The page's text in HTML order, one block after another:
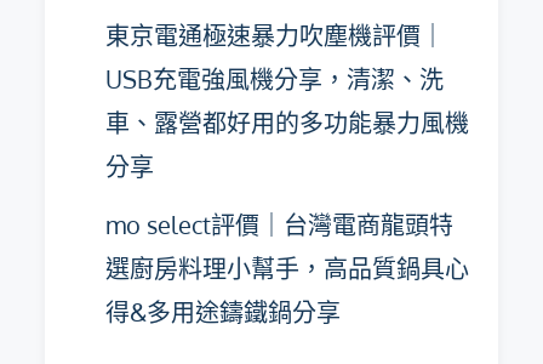
東京電通極速暴力吹塵機評價｜
USB充電強風機分享，清潔、洗
車、露營都好用的多功能暴力風機
分享
mo select評價｜台灣電商龍頭特
選廚房料理小幫手，高品質鍋具心
得&多用途鑄鐵鍋分享